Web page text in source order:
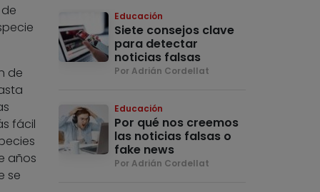
de
fácil
años
se
Educación
Siete consejos clave
para detectar
noticias falsas
Por Adrián Cordellat
Educación
Por qué nos creemos
las noticias falsas o
fake news
Por Adrián Cordellat